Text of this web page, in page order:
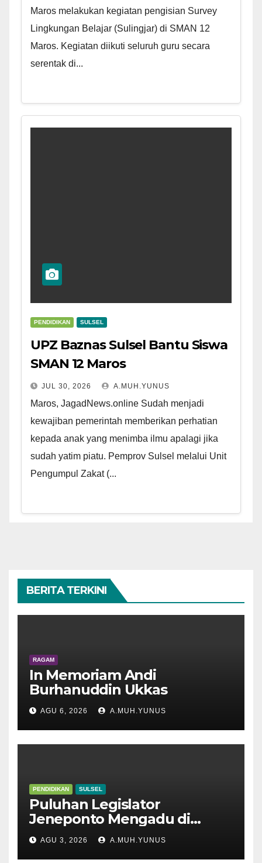
Maros melakukan kegiatan pengisian Survey
Lingkungan Belajar (Sulingjar) di SMAN 12
Maros. Kegiatan diikuti seluruh guru secara
serentak di...
PENDIDIKAN SULSEL
UPZ Baznas Sulsel Bantu Siswa
SMAN 12 Maros
JUL 30, 2026 A.MUH.YUNUS
Maros, JagadNews.online Sudah menjadi
kewajiban pemerintah memberikan perhatian
kepada anak yang menimba ilmu apalagi jika
sudah yatim piatu. Pemprov Sulsel melalui Unit
Pengumpul Zakat (...
BERITA TERKINI
RAGAM
In Memoriam Andi
Burhanuddin Ukkas
AGU 6, 2026 A.MUH.YUNUS
PENDIDIKAN SULSEL
Puluhan Legislator
Jeneponto Mengadu di
Disdik Sulsel
AGU 3, 2026 A.MUH.YUNUS